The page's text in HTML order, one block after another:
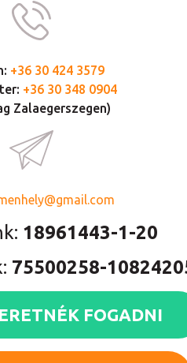
+36 30 424 3579
+36 30 348 0904
Zalaegerszegen)
18961443-1-20
75500258-
FOGADNI